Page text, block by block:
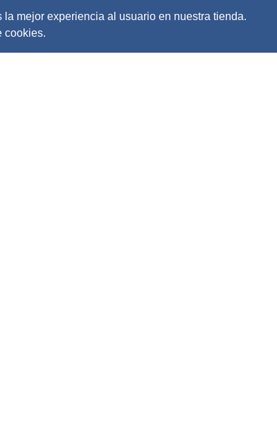
mejor experiencia al usuario en nuestra tienda.
cookies.